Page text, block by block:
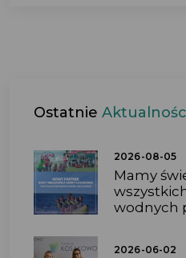
Ostatnie
2026-08-05
Mamy
wodnych
2026-06-02